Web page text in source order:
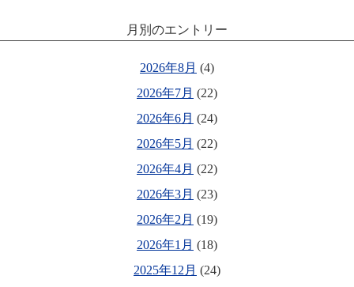
月別のエントリー
2026年8月 (4)
2026年7月 (22)
2026年6月 (24)
2026年5月 (22)
2026年4月 (22)
2026年3月 (23)
2026年2月 (19)
2026年1月 (18)
2025年12月 (24)